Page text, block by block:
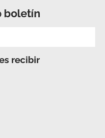
boletín
recibir